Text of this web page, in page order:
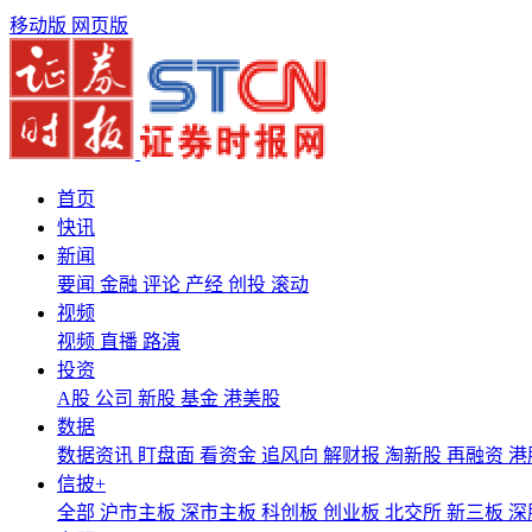
移动版 网页版
首页
快讯
新闻
要闻 金融 评论 产经 创投 滚动
视频
视频 直播 路演
投资
A股 公司 新股 基金 港美股
数据
数据资讯 盯盘面 看资金 追风向 解财报 淘新股 再融资 港
信披+
全部 沪市主板 深市主板 科创板 创业板 北交所 新三板 深